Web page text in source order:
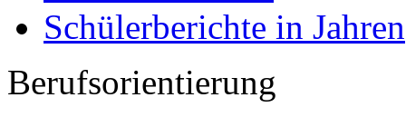
Schülerberichte in Jahren
Berufsorientierung